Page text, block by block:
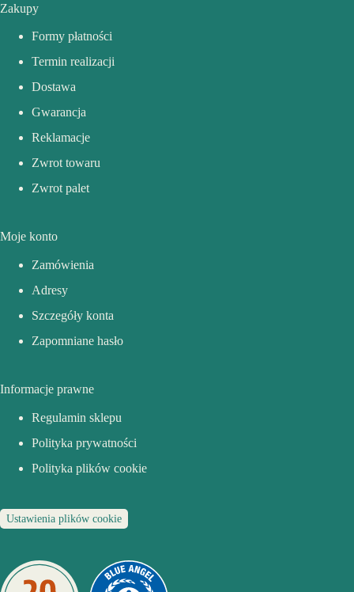
Zakupy
Formy płatności
Termin realizacji
Dostawa
Gwarancja
Reklamacje
Zwrot towaru
Zwrot palet
Moje konto
Zamówienia
Adresy
Szczegóły konta
Zapomniane hasło
Informacje prawne
Regulamin sklepu
Polityka prywatności
Polityka plików cookie
Ustawienia plików cookie